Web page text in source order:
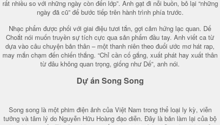
rất nhiều so với những ngày còn đến lớp”. Anh gạt đi nỗi buồn, bỏ lại “những
ngày đã cũ” để bước tiếp trên hành trình phía trước.
Nhạc phẩm được phối với giai điệu tươi tắn, gợi cảm hứng lạc quan. Dế
Choắt nói muốn truyền sự tích cực qua sản phẩm đầu tay. Anh viết ca từ
dựa vào câu chuyện bản thân – một thanh niên theo đuổi ước mơ hát rap,
may mắn chạm đến chiến thắng. “Chỉ cần cố gắng, xuất phát hay xuất thân
từ đâu không quan trọng, giống như Dế”, anh nói.
Dự án Song Song
Song song là một phim điện ảnh của Việt Nam trong thể loại ly kỳ, viễn
tưởng và tâm lý do Nguyễn Hữu Hoàng đạo diễn. Đây là bản làm lại của bộ